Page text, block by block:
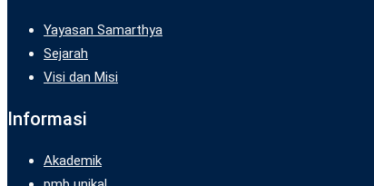
Yayasan Samarthya
Sejarah
Visi dan Misi
Informasi
Akademik